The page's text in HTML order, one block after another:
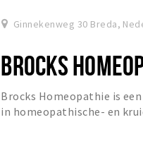
Ginnekenweg 30 Breda,
BROCKS
Brocks Homeopathie is
in homeopathische- en